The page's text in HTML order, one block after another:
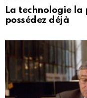
La technologie la
possédez déjà